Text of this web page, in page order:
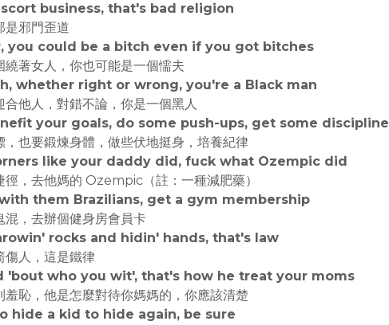
business, that's bad religion
是邪門歪道
you could be a bitch even if you got bitches
著女人，你也可能是一個懦夫
whether right or wrong, you're a Black man
他人，對錯不論，你是一個黑人
your goals, do some push-ups, get some discipline
，也要鍛煉身體，做些伏地挺身，培養紀律
like your daddy did, fuck what Ozempic did
，去他媽的 Ozempic（註：一種減肥藥）
them Brazilians, get a gym membership
混，去辦個健身房會員卡
rocks and hidin' hands, that's law
傷人，這是鐵律
'bout who you wit', that's how he treat your moms
羞恥，他是怎麼對待你媽媽的，你應該清楚
hide a kid to hide again, be sure